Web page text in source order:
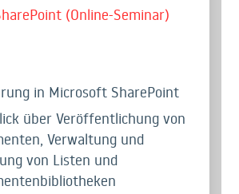
(Online-Seminar)
in Microsoft SharePoint
über Veröffentlichung von
Verwaltung und
von Listen und